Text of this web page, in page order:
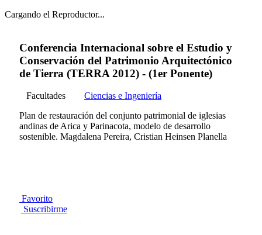
Cargando el Reproductor...
Conferencia Internacional sobre el Estudio y
Conservación del Patrimonio Arquitectónico
de Tierra (TERRA 2012) - (1er Ponente)
Facultades
Ciencias e Ingeniería
Plan de restauración del conjunto patrimonial de iglesias
andinas de Arica y Parinacota, modelo de desarrollo
sostenible. Magdalena Pereira, Cristian Heinsen Planella
Favorito
Suscribirme